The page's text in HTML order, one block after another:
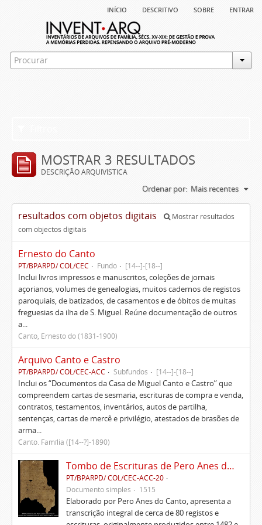
início descritivo sobre entrar
MOSTRAR 3 RESULTADOS
DESCRIÇÃO ARQUIVÍSTICA
Ordenar por: Mais recentes
resultados com objetos digitais
Mostrar resultados
com objectos digitais
Ernesto do Canto
PT/BPARPD/ COL/CEC Fundo [14--]-[18--]
Inclui livros impressos e manuscritos, coleções de jornais
açorianos, volumes de genealogias, muitos cadernos de registos
paroquiais, de batizados, de casamentos e de óbitos de muitas
freguesias da ilha de S. Miguel. Reúne documentação de outros
a...
Canto, Ernesto do (1831-1900)
Arquivo Canto e Castro
PT/BPARPD/ COL/CEC-ACC Subfundos [14--]-[18--]
Inclui os “Documentos da Casa de Miguel Canto e Castro” que
compreendem cartas de sesmaria, escrituras de compra e venda,
contratos, testamentos, inventários, autos de partilha,
sentenças, cartas de mercê e privilégio, atestados de brasões de
arma...
Canto. Família ([14--?]-1890)
Tombo de Escrituras de Pero Anes do Canto
PT/BPARPD/ COL/CEC-ACC-20
Documento simples
1515
Elaborado por Pero Anes do Canto, apresenta a
transcrição integral de cerca de 80 registos e